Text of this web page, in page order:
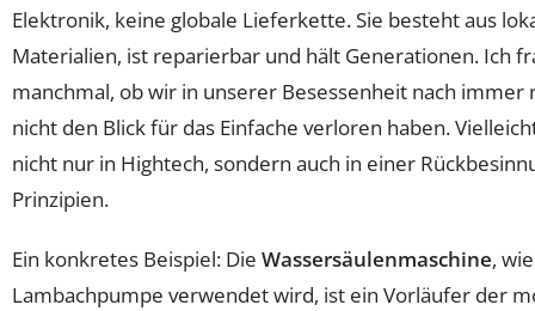
Elektronik, keine globale Lieferkette. Sie besteht aus
Materialien, ist reparierbar und hält Generationen. Ich
manchmal, ob wir in unserer Besessenheit nach immer
nicht den Blick für das Einfache verloren haben.
nicht nur in Hightech, sondern auch in einer
Prinzipien.
Ein konkretes Beispiel: Die Wassersäulenmaschine,
Lambachpumpe verwendet wird, ist ein Vorläufer der